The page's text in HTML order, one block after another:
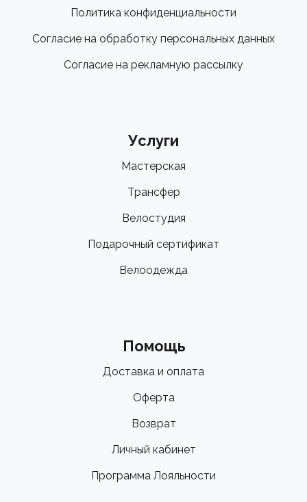
Политика конфиденциальности
Согласие на обработку персональных данных
Согласие на рекламную рассылку
Услуги
Мастерская
Трансфер
Велостудия
Подарочный сертификат
Велоодежда
Помощь
Доставка и оплата
Оферта
Возврат
Личный кабинет
Программа Лояльности